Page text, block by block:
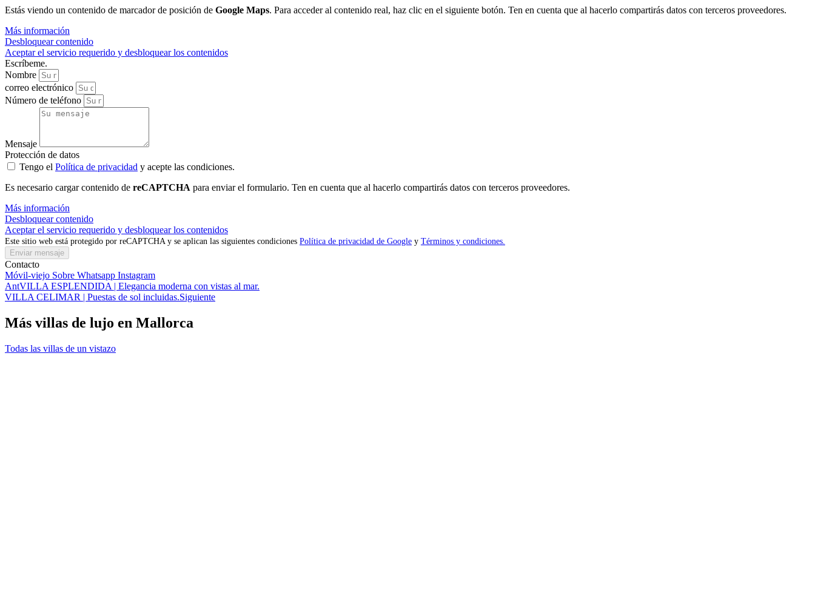
Estás viendo un contenido de marcador de posición de Google Maps. Para acceder al contenido real, haz clic en el siguiente botón. Ten en cuenta que al hacerlo compartirás datos con terceros proveedores.
Más información
Desbloquear contenido
Aceptar el servicio requerido y desbloquear los contenidos
Escríbeme.
Nombre
correo electrónico
Número de teléfono
Mensaje
Protección de datos
Tengo el Política de privacidad y acepte las condiciones.
Es necesario cargar contenido de reCAPTCHA para enviar el formulario. Ten en cuenta que al hacerlo compartirás datos con terceros proveedores.
Más información
Desbloquear contenido
Aceptar el servicio requerido y desbloquear los contenidos
Este sitio web está protegido por reCAPTCHA y se aplican las siguientes condiciones Política de privacidad de Google y Términos y condiciones.
Enviar mensaje
Contacto
Móvil-viejo Sobre Whatsapp Instagram
AntVILLA ESPLENDIDA | Elegancia moderna con vistas al mar.
VILLA CELIMAR | Puestas de sol incluidas.Siguiente
Más villas de lujo en Mallorca
Todas las villas de un vistazo